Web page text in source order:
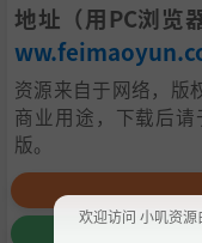
地址（用PC浏览
资源来自于网络，版
商业用途，下载后
版。
欢迎访问 小叽资源